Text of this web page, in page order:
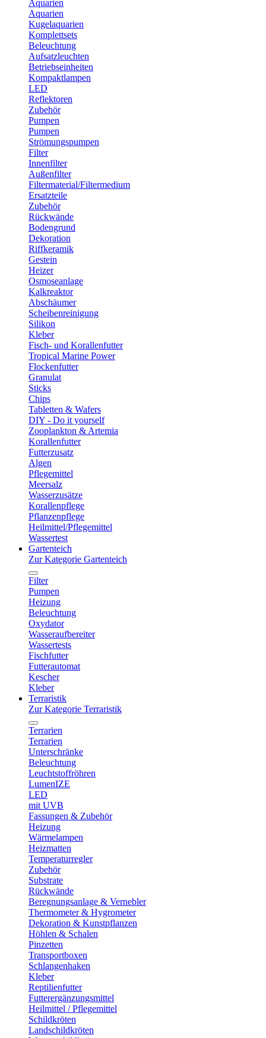
Aquarien
Aquarien
Kugelaquarien
Komplettsets
Beleuchtung
Aufsatzleuchten
Betriebseinheiten
Kompaktlampen
LED
Reflektoren
Zubehör
Pumpen
Pumpen
Strömungspumpen
Filter
Innenfilter
Außenfilter
Filtermaterial/Filtermedium
Ersatzteile
Zubehör
Rückwände
Bodengrund
Dekoration
Riffkeramik
Gestein
Heizer
Osmoseanlage
Kalkreaktor
Abschäumer
Scheibenreinigung
Silikon
Kleber
Fisch- und Korallenfutter
Tropical Marine Power
Flockenfutter
Granulat
Sticks
Chips
Tabletten & Wafers
DIY - Do it yourself
Zooplankton & Artemia
Korallenfutter
Futterzusatz
Algen
Pflegemittel
Meersalz
Wasserzusätze
Korallenpflege
Pflanzenpflege
Heilmittel/Pflegemittel
Wassertest
Gartenteich
Zur Kategorie Gartenteich
Filter
Pumpen
Heizung
Beleuchtung
Oxydator
Wasseraufbereiter
Wassertests
Fischfutter
Futterautomat
Kescher
Kleber
Terraristik
Zur Kategorie Terraristik
Terrarien
Terrarien
Unterschränke
Beleuchtung
Leuchtstoffröhren
LumenIZE
LED
mit UVB
Fassungen & Zubehör
Heizung
Wärmelampen
Heizmatten
Temperaturregler
Zubehör
Substrate
Rückwände
Beregnungsanlage & Vernebler
Thermometer & Hygrometer
Dekoration & Kunstpflanzen
Höhlen & Schalen
Pinzetten
Transportboxen
Schlangenhaken
Kleber
Reptilienfutter
Futterergänzungsmittel
Heilmittel / Pflegemittel
Schildkröten
Landschildkröten